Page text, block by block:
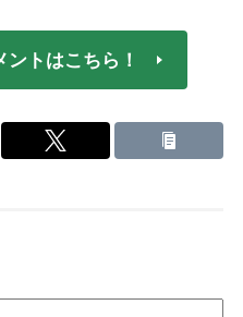
トはこちら！